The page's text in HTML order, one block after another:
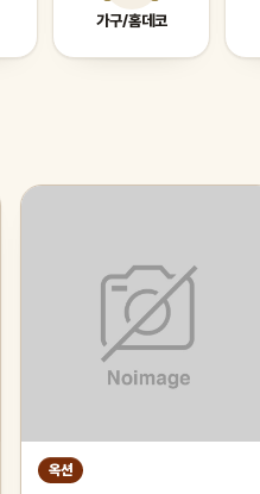
가구/홈데코
옥션